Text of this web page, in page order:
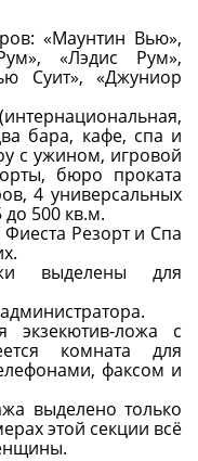
«Маунтин Вью»,
«Лэдис Рум»,
Суит», «Джуниор
бара, кафе, спа и
с ужином, игровой
бюро проката
4 универсальных
500 кв.м.
Резорт и Спа
выделены для
экзекютив-ложа с
комната для
факсом и
выделено только
этой секции всё